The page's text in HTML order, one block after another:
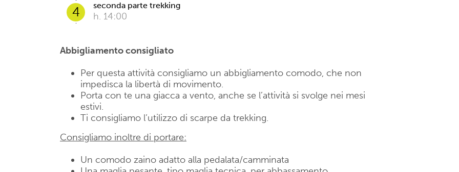
4 seconda parte trekking
h. 14:00
Abbigliamento consigliato
Per questa attività consigliamo un abbigliamento comodo, che non
impedisca la libertà di movimento.
Porta con te una giacca a vento, anche se l’attività si svolge nei mesi
estivi.
Ti consigliamo l’utilizzo di scarpe da trekking.
Consigliamo inoltre di portare:
Un comodo zaino adatto alla pedalata/camminata